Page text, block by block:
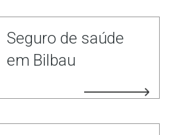
Seguro de saúde
em Bilbau